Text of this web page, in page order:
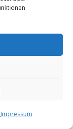
Impressum
(18.27 km)